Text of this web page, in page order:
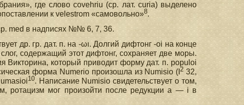
где слово covehriu (ср. лат. curia) выделено
к velestrom «самовольно»8.
med в надписях №№ 6, 7, 36.
др. гр. дат. п. на -ωι. Долгий дифтонг -oi на конце
содержащий этот дифтонг, сохраняет две моры.
который приводит форму дат. п. populoi
форма Numerio произошла из Numisio (I2 32,
10. Написание Numisio свидетельствует о том,
ротацизм мог произойти после редукции a — i в